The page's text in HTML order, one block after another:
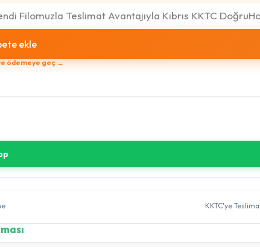
Filomuzla Teslimat Avantajıyla Kıbrıs KKTC
ekle
ödemeye geç →
KKTC'ye